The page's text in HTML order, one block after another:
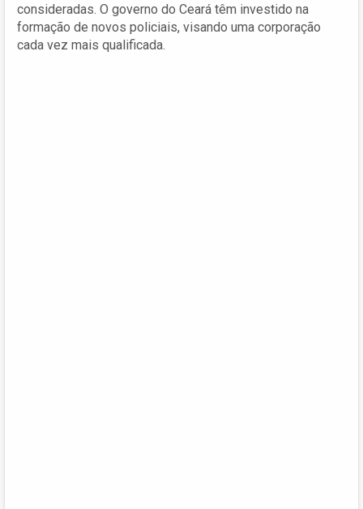
consideradas. O governo do Ceará têm investido na
formação de novos policiais, visando uma corporação
cada vez mais qualificada.